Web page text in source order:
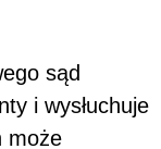
sąd
i wysłuchuje
może